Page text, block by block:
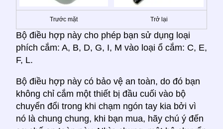
Trước mặt Trở lại
Bộ điều hợp này cho phép bạn sử dụng loại
phích cắm: A, B, D, G, I, M vào loại ổ cắm: C, E,
F, L.
Bộ điều hợp này có bảo vệ an toàn, do đó bạn
không chỉ cắm một thiết bị đầu cuối vào bộ
chuyển đổi trong khi chạm ngón tay kia bởi vì
nó là chung chung, khi bạn mua, hãy chú ý đến